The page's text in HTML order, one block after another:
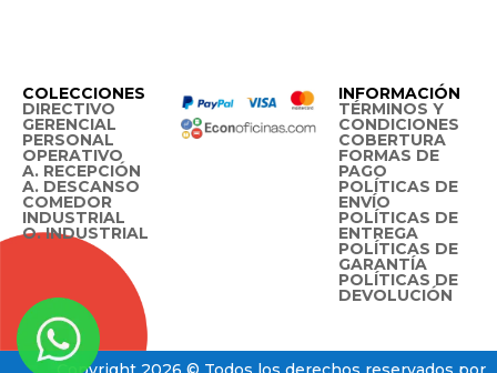
COLECCIONES
DIRECTIVO
GERENCIAL
PERSONAL
OPERATIVO
A. RECEPCIÓN
A. DESCANSO
COMEDOR
INDUSTRIAL
O. INDUSTRIAL
INFORMACIÓN
TÉRMINOS Y
CONDICIONES
COBERTURA
FORMAS DE
PAGO
POLÍTICAS DE
ENVÍO
POLÍTICAS DE
ENTREGA
POLÍTICAS DE
GARANTÍA
POLÍTICAS DE
DEVOLUCIÓN